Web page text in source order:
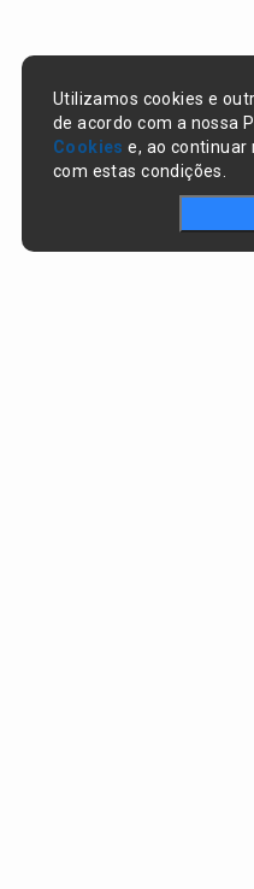
Utilizamos cookies e
de acordo com a nossa
Cookies e, ao continuar
com estas condições.